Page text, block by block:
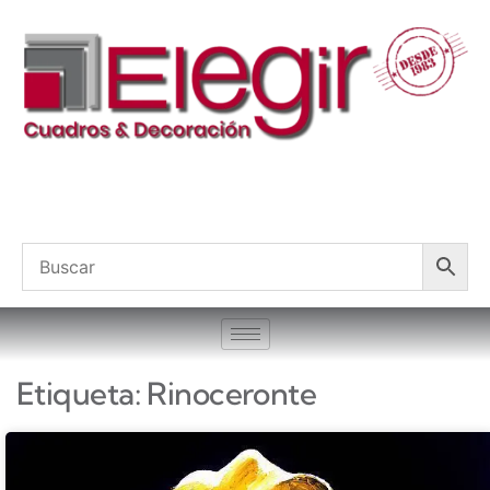
Etiqueta: Rinoceronte